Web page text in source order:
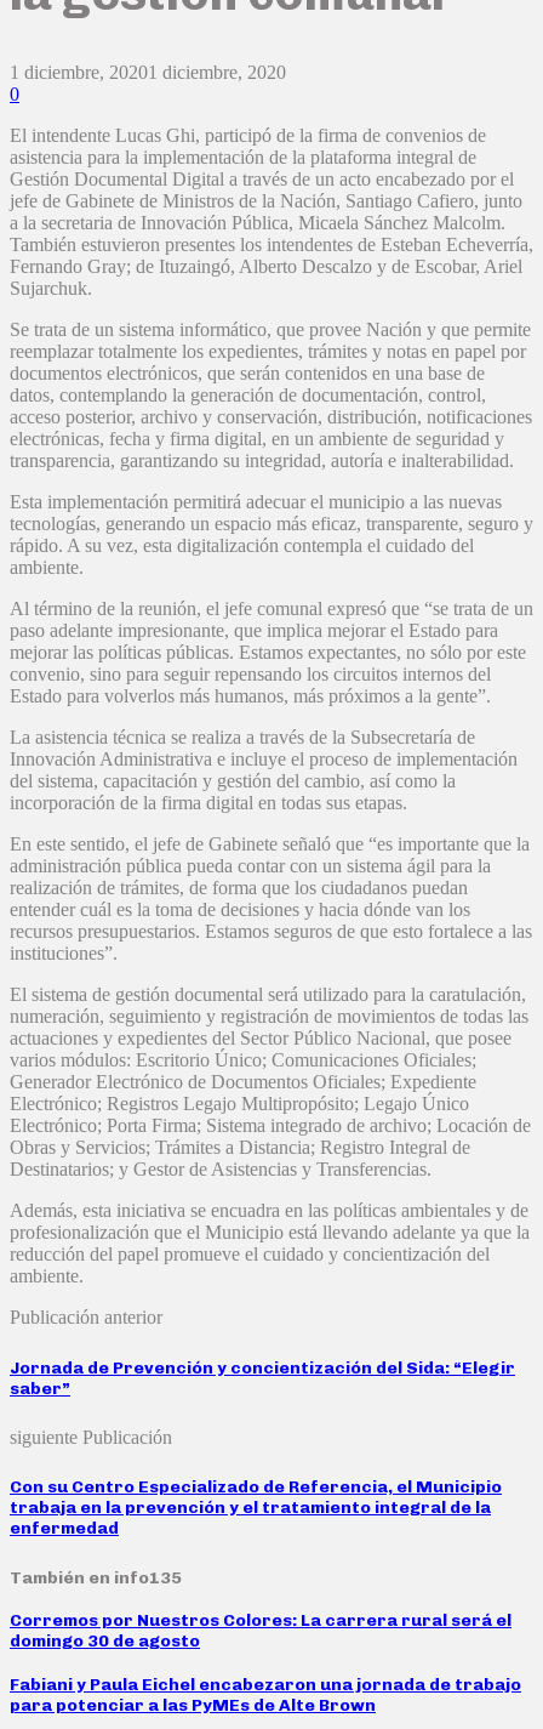
1 diciembre, 20201 diciembre, 2020
0
El intendente Lucas Ghi, participó de la firma de convenios de
asistencia para la implementación de la plataforma integral de
Gestión Documental Digital a través de un acto encabezado por el
jefe de Gabinete de Ministros de la Nación, Santiago Cafiero, junto
a la secretaria de Innovación Pública, Micaela Sánchez Malcolm.
También estuvieron presentes los intendentes de Esteban Echeverría,
Fernando Gray; de Ituzaingó, Alberto Descalzo y de Escobar, Ariel
Sujarchuk.
Se trata de un sistema informático, que provee Nación y que permite
reemplazar totalmente los expedientes, trámites y notas en papel por
documentos electrónicos, que serán contenidos en una base de
datos, contemplando la generación de documentación, control,
acceso posterior, archivo y conservación, distribución, notificaciones
electrónicas, fecha y firma digital, en un ambiente de seguridad y
transparencia, garantizando su integridad, autoría e inalterabilidad.
Esta implementación permitirá adecuar el municipio a las nuevas
tecnologías, generando un espacio más eficaz, transparente, seguro y
rápido. A su vez, esta digitalización contempla el cuidado del
ambiente.
Al término de la reunión, el jefe comunal expresó que “se trata de un
paso adelante impresionante, que implica mejorar el Estado para
mejorar las políticas públicas. Estamos expectantes, no sólo por este
convenio, sino para seguir repensando los circuitos internos del
Estado para volverlos más humanos, más próximos a la gente”.
La asistencia técnica se realiza a través de la Subsecretaría de
Innovación Administrativa e incluye el proceso de implementación
del sistema, capacitación y gestión del cambio, así como la
incorporación de la firma digital en todas sus etapas.
En este sentido, el jefe de Gabinete señaló que “es importante que la
administración pública pueda contar con un sistema ágil para la
realización de trámites, de forma que los ciudadanos puedan
entender cuál es la toma de decisiones y hacia dónde van los
recursos presupuestarios. Estamos seguros de que esto fortalece a las
instituciones”.
El sistema de gestión documental será utilizado para la caratulación,
numeración, seguimiento y registración de movimientos de todas las
actuaciones y expedientes del Sector Público Nacional, que posee
varios módulos: Escritorio Único; Comunicaciones Oficiales;
Generador Electrónico de Documentos Oficiales; Expediente
Electrónico; Registros Legajo Multipropósito; Legajo Único
Electrónico; Porta Firma; Sistema integrado de archivo; Locación de
Obras y Servicios; Trámites a Distancia; Registro Integral de
Destinatarios; y Gestor de Asistencias y Transferencias.
Además, esta iniciativa se encuadra en las políticas ambientales y de
profesionalización que el Municipio está llevando adelante ya que la
reducción del papel promueve el cuidado y concientización del
ambiente.
Publicación anterior
Jornada de Prevención y concientización del Sida: “Elegir
saber”
siguiente Publicación
Con su Centro Especializado de Referencia, el Municipio
trabaja en la prevención y el tratamiento integral de la
enfermedad
También en info135
Corremos por Nuestros Colores: La carrera rural será el
domingo 30 de agosto
Fabiani y Paula Eichel encabezaron una jornada de trabajo
para potenciar a las PyMEs de Alte Brown